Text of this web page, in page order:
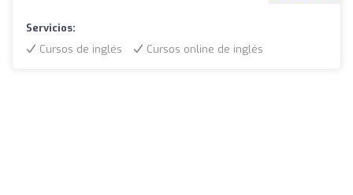
Servicios:
Cursos de inglés
Cursos online de inglés